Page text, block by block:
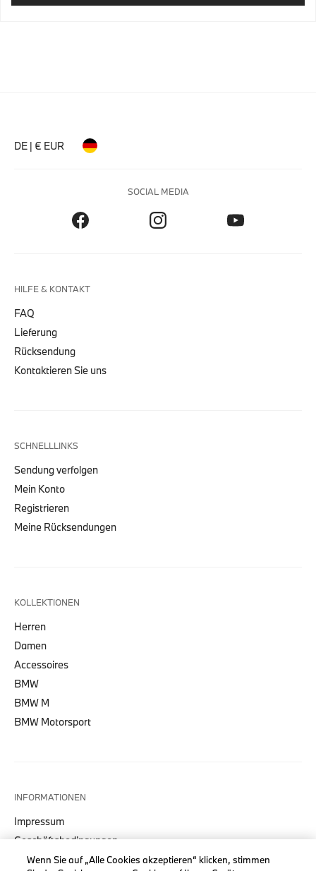
DE | € EUR
SOCIAL MEDIA
HILFE & KONTAKT
FAQ
Lieferung
Rücksendung
Kontaktieren Sie uns
SCHNELLLINKS
Sendung verfolgen
Mein Konto
Registrieren
Meine Rücksendungen
KOLLEKTIONEN
Herren
Damen
Accessoires
BMW
BMW M
BMW Motorsport
INFORMATIONEN
Impressum
Geschäftsbedingungen
Datenschutz
Wenn Sie auf „Alle Cookies akzeptieren“ klicken, stimmen